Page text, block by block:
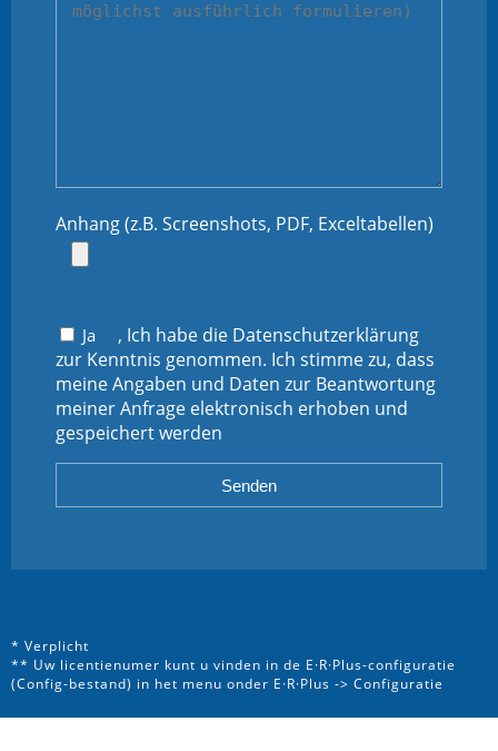
Anhang (z.B. Screenshots, PDF, Exceltabellen)
Ja
, Ich habe die Datenschutzerklärung
zur Kenntnis genommen. Ich stimme zu, dass
meine Angaben und Daten zur Beantwortung
meiner Anfrage elektronisch erhoben und
gespeichert werden
* Verplicht
** Uw licentienumer kunt u vinden in de E·R·Plus-configuratie
(Config-bestand) in het menu onder E·R·Plus -> Configuratie